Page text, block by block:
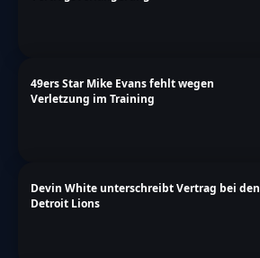
49ers Star Mike Evans fehlt wegen
Verletzung im Training
Devin White unterschreibt Vertrag bei den
Detroit Lions